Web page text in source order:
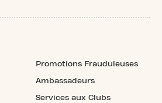
Promotions Frauduleuses
Ambassadeurs
Services aux Clubs